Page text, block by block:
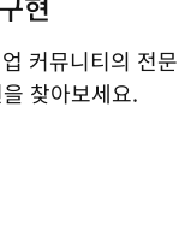
커뮤니티의 전문
찾아보세요.